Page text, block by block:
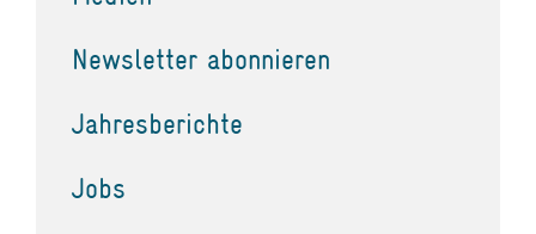
Newsletter abonnieren
Jahresberichte
Jobs